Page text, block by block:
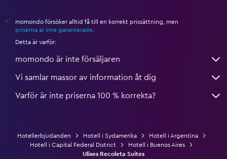
*
momondo försöker alltid få till en korrekt prissättning, men
priserna är inte garanterade
Detta är varför:
momondo är inte försäljaren
Vi samlar massor av information åt dig
Varför är inte priserna 100 % korrekta?
Hotellerbjudanden Hotell i Sydamerika
Hotell i Argentina
Hotell i Capital Federal District
Hotell i Buenos Aires
Ulises Recoleta Suites